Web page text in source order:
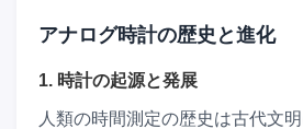
アナログ時計の歴史と進化
1. 時計の起源と発展
人類の時間測定の歴史は古代文